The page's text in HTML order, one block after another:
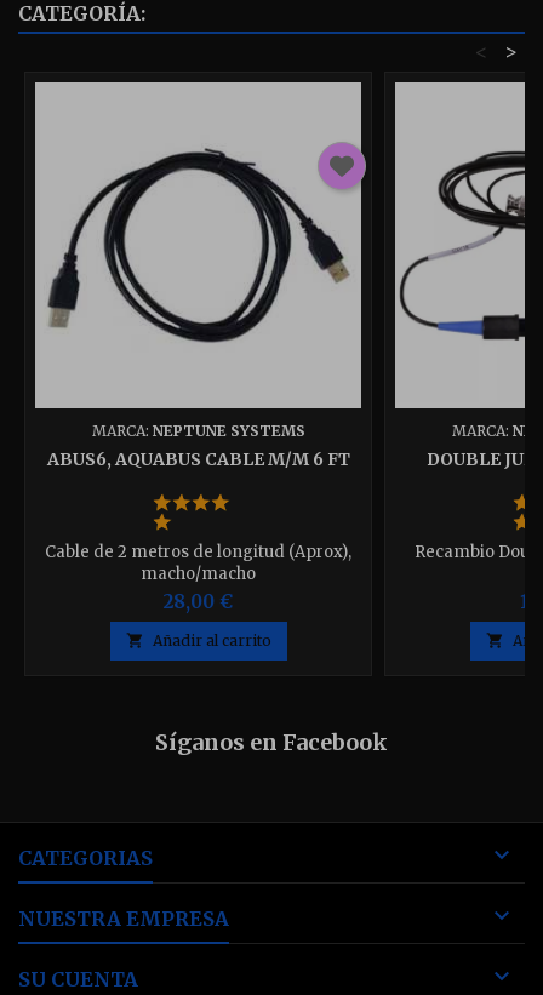
CATEGORÍA:
>
<
MARCA: NEPTUNE SYSTEMS
ABUS6, AQUABUS CABLE M/M 6 FT
Cable de 2 metros de longitud (Aprox),
macho/macho
28,00 €
 Añadir al carrito
MARCA:
DOUBLE
Recambio

Síganos en Facebook
CATEGORIAS 
NUESTRA EMPRESA 
SU CUENTA 